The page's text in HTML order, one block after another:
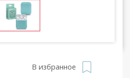
В избранное